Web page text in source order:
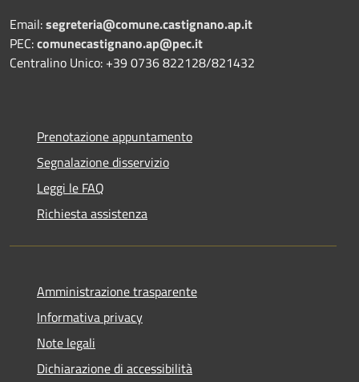
Email:segreteria@comune.castignano.ap.it
PEC:comunecastignano.ap@pec.it
Centralino Unico: +39 0736 822128/821432
Prenotazione appuntamento
Segnalazione disservizio
Leggi le FAQ
Richiesta assistenza
Amministrazione trasparente
Informativa privacy
Note legali
Dichiarazione di accessibilità